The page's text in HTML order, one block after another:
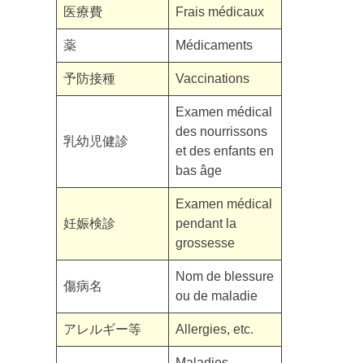
医療費 Frais médicaux
薬 Médicaments
予防接種 Vaccinations
乳幼児健診
Examen médical
des nourrissons
et des enfants en
bas âge
妊娠検診
Examen médical
pendant la
grossesse
傷病名
Nom de blessure
ou de maladie
アレルギー等 Allergies, etc.